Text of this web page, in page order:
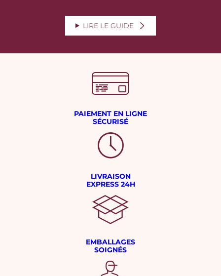
LIRE LE GUIDE
PAIEMENT EN LIGNE
SÉCURISÉ
LIVRAISON
EXPRESS 24H
EMBALLAGES
SOIGNÉS